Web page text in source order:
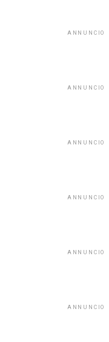
ANNUNCIO
ANNUNCIO
ANNUNCIO
ANNUNCIO
ANNUNCIO
ANNUNCIO